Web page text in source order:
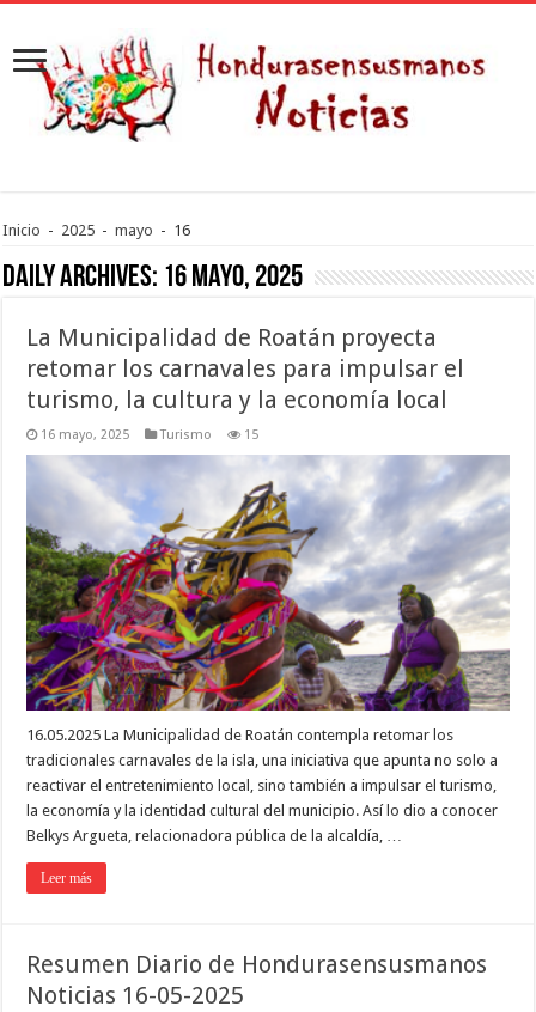
Inicio - 2025 - mayo - 16
Daily Archives: 16 mayo, 2025
La Municipalidad de Roatán proyecta
retomar los carnavales para impulsar el
turismo, la cultura y la economía local
16 mayo, 2025 Turismo 15
16.05.2025 La Municipalidad de Roatán contempla retomar los
tradicionales carnavales de la isla, una iniciativa que apunta no solo a
reactivar el entretenimiento local, sino también a impulsar el turismo,
la economía y la identidad cultural del municipio. Así lo dio a conocer
Belkys Argueta, relacionadora pública de la alcaldía, …
Leer más
Resumen Diario de Hondurasensusmanos
Noticias 16-05-2025